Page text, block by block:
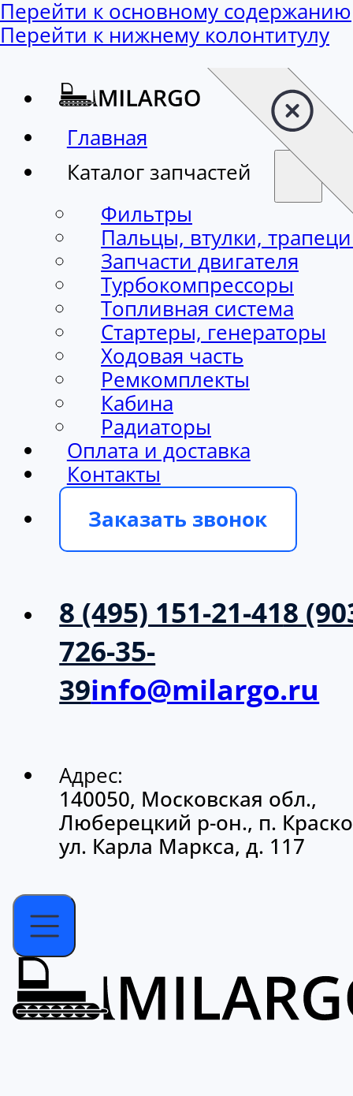
Перейти к основному содержанию
Перейти к нижнему колонтитулу
Главная
Каталог запчастей
Фильтры
Пальцы, втулки,
Запчасти двигателя
Турбокомпрессоры
Топливная система
Стартеры, генераторы
Ходовая часть
Ремкомплекты
Кабина
Радиаторы
Оплата и доставка
Контакты
Заказать звонок
8 (495) 151-21-418
726-35-
39info@milargo.ru
Адрес:
140050, Московская обл.,
Люберецкий р-он., п.
ул. Карла Маркса, д. 117